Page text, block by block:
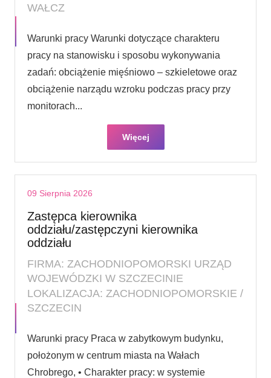
WAŁCZ
Warunki pracy Warunki dotyczące charakteru
pracy na stanowisku i sposobu wykonywania
zadań: obciążenie mięśniowo – szkieletowe oraz
obciążenie narządu wzroku podczas pracy przy
monitorach...
Więcej
09 Sierpnia 2026
Zastępca kierownika
oddziału/zastępczyni kierownika
oddziału
FIRMA: ZACHODNIOPOMORSKI URZĄD
WOJEWÓDZKI W SZCZECINIE
LOKALIZACJA: ZACHODNIOPOMORSKIE /
SZCZECIN
Warunki pracy Praca w zabytkowym budynku,
położonym w centrum miasta na Wałach
Chrobrego, • Charakter pracy: w systemie